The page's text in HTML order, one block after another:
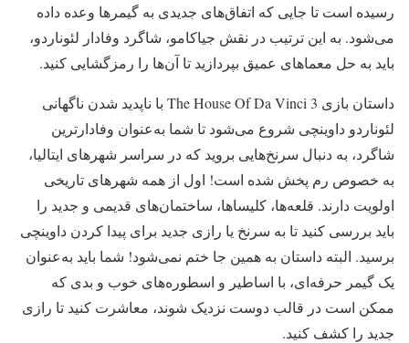
رسیده است تا جایی که اتفاق‌های جدیدی به گیمرها وعده داده
می‌شود. به این ترتیب در نقش جیاکامو، شاگرد وفادار لئوناردو،
باید به حل معماهای عمیق بپردازید تا آن‌ها را رمزگشایی کنید.
داستان بازی The House Of Da Vinci 3 با ناپدید شدن ناگهانی
لئوناردو داوینچی شروع می‌شود تا شما به‌عنوان وفادارترین
شاگرد، به دنبال سرنخ‌هایی بروید که در سراسر شهرهای ایتالیا،
به خصوص رم پخش شده است! اول از همه شهرهای تاریخی
اولویت دارند. قلعه‌ها، کلیساها، ساختمان‌های قدیمی و جدید را
باید بررسی کنید تا به سرنخ یا رازی جدید برای پیدا کردن داوینچی
برسید. البته داستان به همین جا ختم نمی‌شود! شما باید به‌عنوان
یک گیمر حرفه‌ای، با اساطیر و اسطوره‌های خوب و بدی که
ممکن است در قالب دوست نزدیک شوند، معاشرت کنید تا رازی
جدید را کشف کنید.